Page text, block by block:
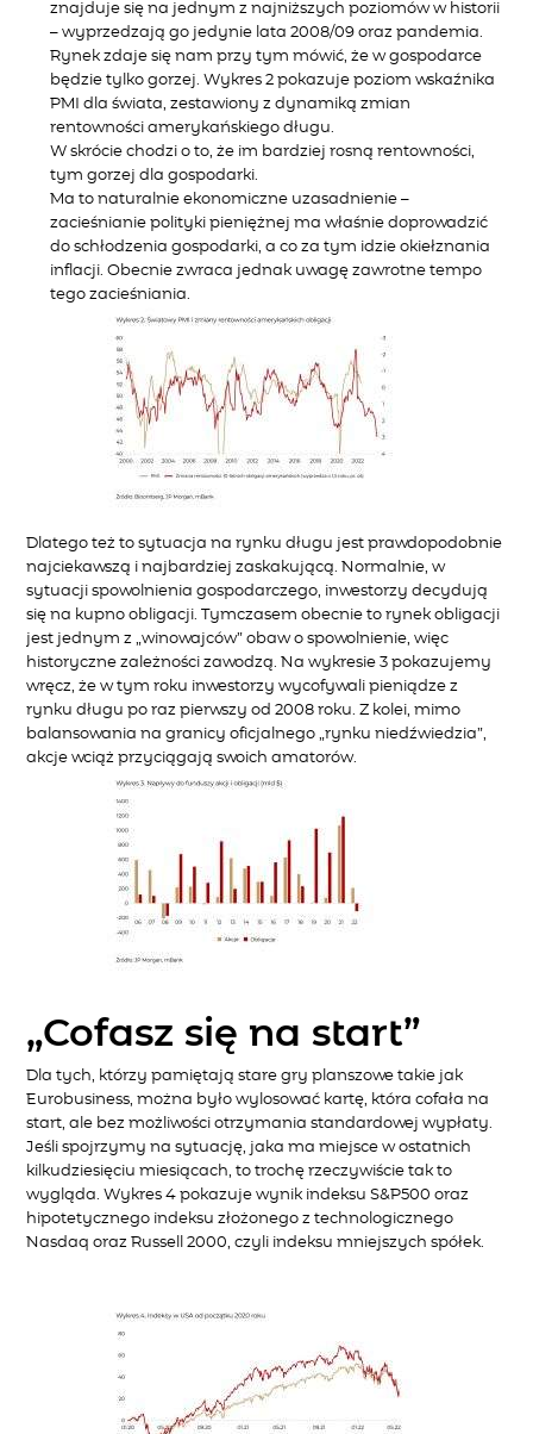
znajduje się na jednym z najniższych poziomów w historii
– wyprzedzają go jedynie lata 2008/09 oraz pandemia.
Rynek zdaje się nam przy tym mówić, że w gospodarce
będzie tylko gorzej. Wykres 2 pokazuje poziom wskaźnika
PMI dla świata, zestawiony z dynamiką zmian
rentowności amerykańskiego długu.
W skrócie chodzi o to, że im bardziej rosną rentowności,
tym gorzej dla gospodarki.
Ma to naturalnie ekonomiczne uzasadnienie –
zacieśnianie polityki pieniężnej ma właśnie doprowadzić
do schłodzenia gospodarki, a co za tym idzie okiełznania
inflacji. Obecnie zwraca jednak uwagę zawrotne tempo
tego zacieśniania.
Dlatego też to sytuacja na rynku długu jest prawdopodobnie
najciekawszą i najbardziej zaskakującą. Normalnie, w
sytuacji spowolnienia gospodarczego, inwestorzy decydują
się na kupno obligacji. Tymczasem obecnie to rynek obligacji
jest jednym z „winowajców” obaw o spowolnienie, więc
historyczne zależności zawodzą. Na wykresie 3 pokazujemy
wręcz, że w tym roku inwestorzy wycofywali pieniądze z
rynku długu po raz pierwszy od 2008 roku. Z kolei, mimo
balansowania na granicy oficjalnego „rynku niedźwiedzia”,
akcje wciąż przyciągają swoich amatorów.
„Cofasz się na start”
Dla tych, którzy pamiętają stare gry planszowe takie jak
Eurobusiness, można było wylosować kartę, która cofała na
start, ale bez możliwości otrzymania standardowej wypłaty.
Jeśli spojrzymy na sytuację, jaka ma miejsce w ostatnich
kilkudziesięciu miesiącach, to trochę rzeczywiście tak to
wygląda. Wykres 4 pokazuje wynik indeksu S&P500 oraz
hipotetycznego indeksu złożonego z technologicznego
Nasdaq oraz Russell 2000, czyli indeksu mniejszych spółek.